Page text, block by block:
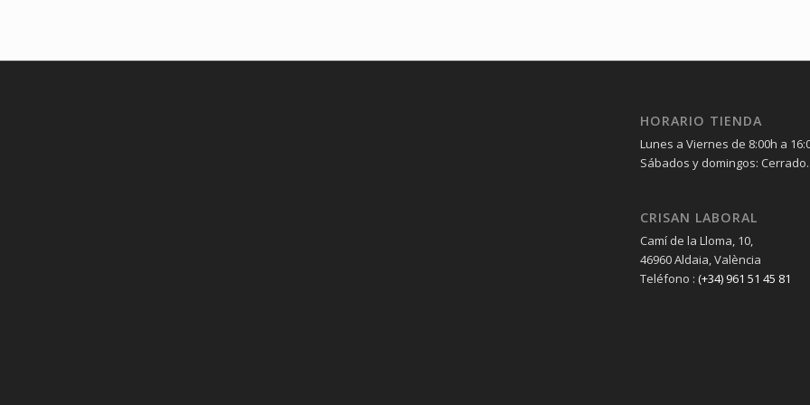
HORARIO TIENDA
Lunes a Viernes de 8:00h a
Sábados y domingos: Cerrado.
CRISAN LABORAL
Camí de la Lloma, 10,
46960 Aldaia, València
Teléfono :(+34) 961 51 45 81